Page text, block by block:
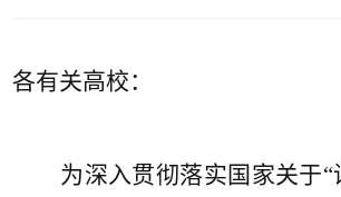
各有关高校：
为深入贯彻落实国家关于“